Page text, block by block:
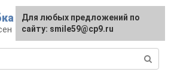
Для любых предложений по
сайту: smile59@cp9.ru